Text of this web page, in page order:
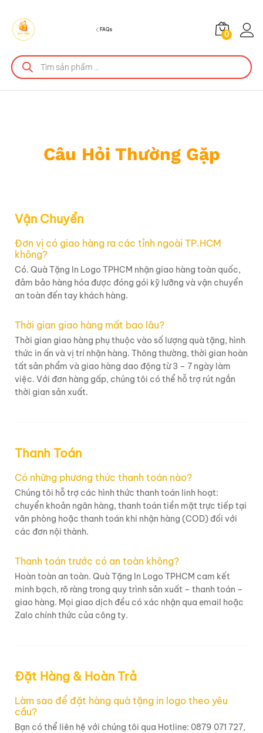
FAQs
0
Câu Hỏi Thường Gặp
Vận Chuyển
Đơn vị có giao hàng ra các tỉnh ngoài TP.HCM
không?
Có. Quà Tặng In Logo TPHCM nhận giao hàng toàn quốc,
đảm bảo hàng hóa được đóng gói kỹ lưỡng và vận chuyển
an toàn đến tay khách hàng.
Thời gian giao hàng mất bao lâu?
Thời gian giao hàng phụ thuộc vào số lượng quà tặng, hình
thức in ấn và vị trí nhận hàng. Thông thường, thời gian hoàn
tất sản phẩm và giao hàng dao động từ 3 – 7 ngày làm
việc. Với đơn hàng gấp, chúng tôi có thể hỗ trợ rút ngắn
thời gian sản xuất.
Thanh Toán
Có những phương thức thanh toán nào?
Chúng tôi hỗ trợ các hình thức thanh toán linh hoạt:
chuyển khoản ngân hàng, thanh toán tiền mặt trực tiếp tại
văn phòng hoặc thanh toán khi nhận hàng (COD) đối với
các đơn nội thành.
Thanh toán trước có an toàn không?
Hoàn toàn an toàn. Quà Tặng In Logo TPHCM cam kết
minh bạch, rõ ràng trong quy trình sản xuất – thanh toán –
giao hàng. Mọi giao dịch đều có xác nhận qua email hoặc
Zalo chính thức của công ty.
Đặt Hàng & Hoàn Trả
Làm sao để đặt hàng quà tặng in logo theo yêu
cầu?
Bạn có thể liên hệ với chúng tôi qua Hotline: 0879 071 727,